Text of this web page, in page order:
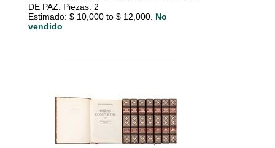
DE PAZ. Piezas: 2
Estimado: $ 10,000 to $ 12,000. No
vendido